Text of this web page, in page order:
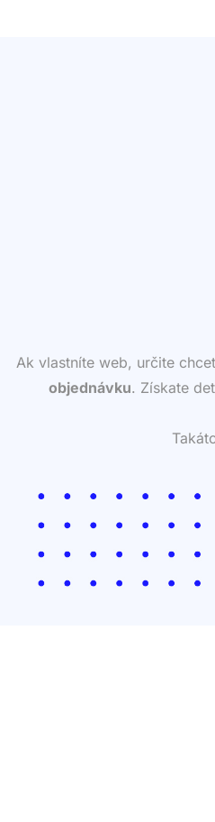
Ak vlastníte web, určite
objednávku. Získate